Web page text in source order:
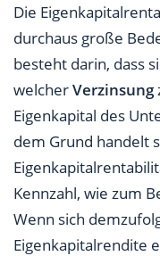
Die
durchaus große
besteht darin, dass
welcherVerzinsung
Eigenkapital des
dem Grund handelt
Kennzahl, wie zum
Wenn sich
Eigenkapitalrendite